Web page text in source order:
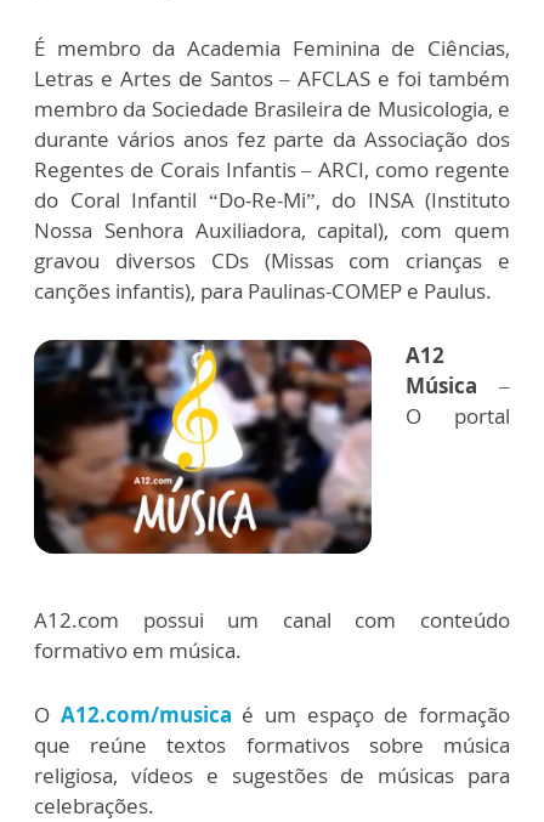
É membro da Academia Feminina de Ciências,
Letras e Artes de Santos – AFCLAS e foi também
membro da Sociedade Brasileira de Musicologia, e
durante vários anos fez parte da Associação dos
Regentes de Corais Infantis – ARCI, como regente
do Coral Infantil “Do-Re-Mi”, do INSA (Instituto
Nossa Senhora Auxiliadora, capital), com quem
gravou diversos CDs (Missas com crianças e
canções infantis), para Paulinas-COMEP e Paulus.
A12
Música –
O portal
A12.com possui um canal com conteúdo
formativo em música.
O A12.com/musica é um espaço de formação
que reúne textos formativos sobre música
religiosa, vídeos e sugestões de músicas para
celebrações.